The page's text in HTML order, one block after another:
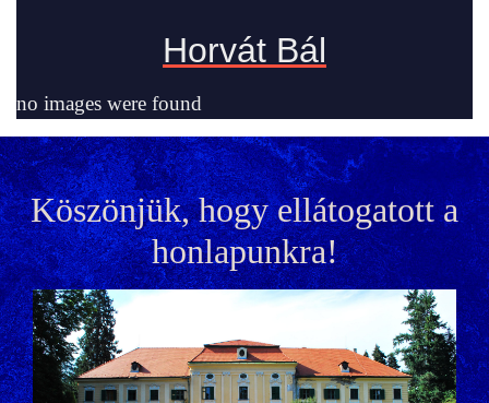
Horvát Bál
no images were found
Köszönjük, hogy ellátogatott a
honlapunkra!